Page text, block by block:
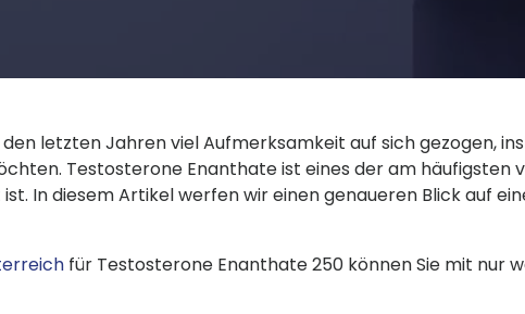
letzten Jahren viel Aufmerksamkeit auf sich gezogen,
Testosterone Enanthate ist eines der am häufigsten
In diesem Artikel werfen wir einen genaueren Blick auf
für Testosterone Enanthate 250 können Sie mit nur